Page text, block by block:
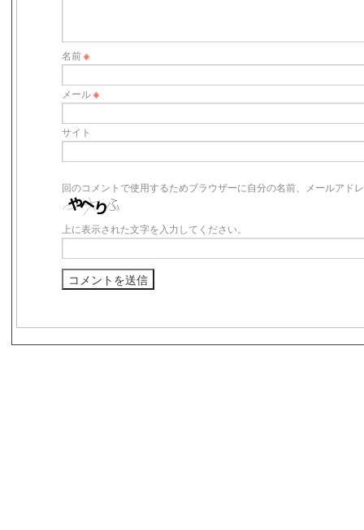
名前※
メール※
サイト
回のコメントで使用するためブラウザーに自分の名前、メールアド
上に表示された文字を入力してください。
s3